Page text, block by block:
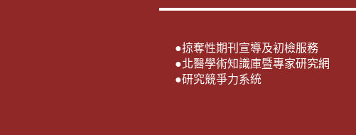
●掠奪性期刊宣導及初檢服務
●北醫學術知識庫暨專家研究網
●研究競爭力系統